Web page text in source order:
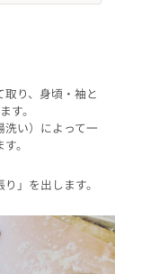
り、身頃・袖と
す。
洗い）によって一
。
」を出します。